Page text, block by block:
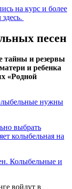
на курс и более
песен
тайны и резервы
и ребенка
«Родной
нужны
выбрать
колыбельная на
Колыбельные и
войдут в